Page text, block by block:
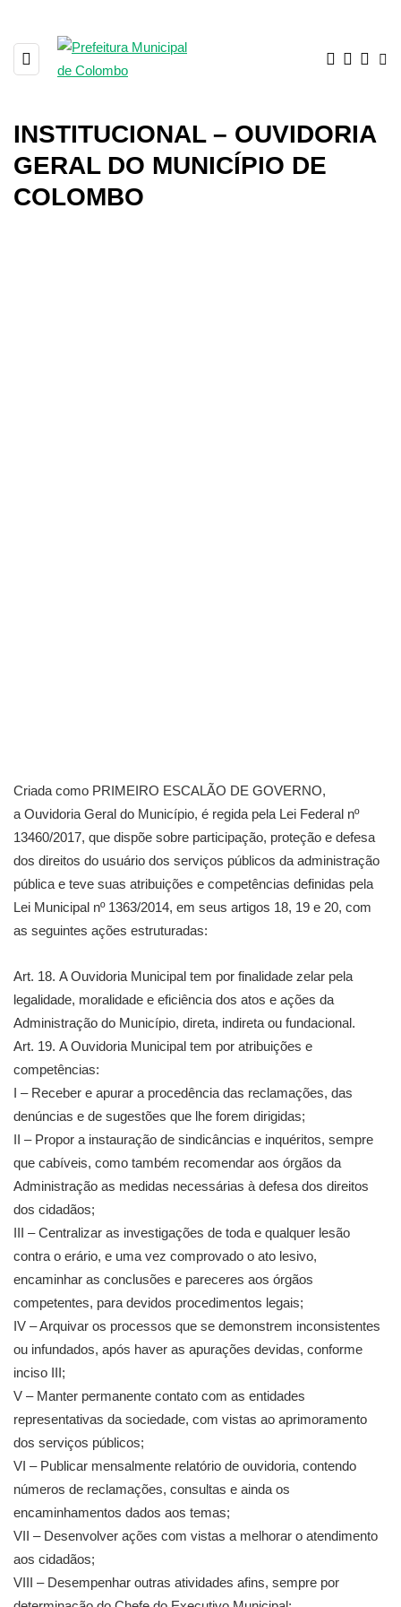
INSTITUCIONAL – OUVIDORIA
GERAL DO MUNICÍPIO DE
COLOMBO
Criada como PRIMEIRO ESCALÃO DE GOVERNO,
a Ouvidoria Geral do Município, é regida pela Lei Federal nº
13460/2017, que dispõe sobre participação, proteção e defesa
dos direitos do usuário dos serviços públicos da administração
pública e teve suas atribuições e competências definidas pela
Lei Municipal nº 1363/2014, em seus artigos 18, 19 e 20, com
as seguintes ações estruturadas:
Art. 18. A Ouvidoria Municipal tem por finalidade zelar pela
legalidade, moralidade e eficiência dos atos e ações da
Administração do Município, direta, indireta ou fundacional.
Art. 19. A Ouvidoria Municipal tem por atribuições e
competências:
I – Receber e apurar a procedência das reclamações, das
denúncias e de sugestões que lhe forem dirigidas;
II – Propor a instauração de sindicâncias e inquéritos, sempre
que cabíveis, como também recomendar aos órgãos da
Administração as medidas necessárias à defesa dos direitos
dos cidadãos;
III – Centralizar as investigações de toda e qualquer lesão
contra o erário, e uma vez comprovado o ato lesivo,
encaminhar as conclusões e pareceres aos órgãos
competentes, para devidos procedimentos legais;
IV – Arquivar os processos que se demonstrem inconsistentes
ou infundados, após haver as apurações devidas, conforme
inciso III;
V – Manter permanente contato com as entidades
representativas da sociedade, com vistas ao aprimoramento
dos serviços públicos;
VI – Publicar mensalmente relatório de ouvidoria, contendo
números de reclamações, consultas e ainda os
encaminhamentos dados aos temas;
VII – Desenvolver ações com vistas a melhorar o atendimento
aos cidadãos;
VIII – Desempenhar outras atividades afins, sempre por